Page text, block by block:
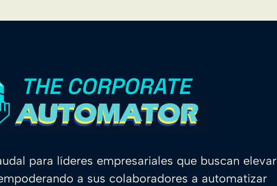
para líderes empresariales que buscan elevar
a sus colaboradores a automatizar